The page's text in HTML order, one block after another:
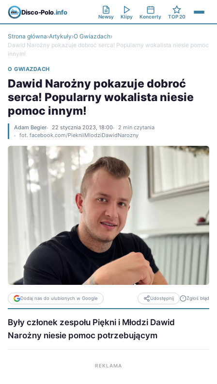
Disco-Polo.info
Newsy Klipy Koncerty TOP 20
Strona główna›Artykuły›O Gwiazdach›
Dawid Narożny pokazuje dobroć serca! Popularny wokalista niesie pomoc
innym!
O GWIAZDACH
Dawid Narożny pokazuje dobroć
serca! Popularny wokalista niesie
pomoc innym!
Adam Begier 22 stycznia 2023, 18:00
2 min czytania
fot. facebook.com/PiekniiMlodziDawidNarozny
Dodaj nas do ulubionych w Google Udostępnij Zgłoś błąd
Były członek zespołu Piękni i Młodzi Dawid
Narożny niesie pomoc potrzebującym
REKLAMA